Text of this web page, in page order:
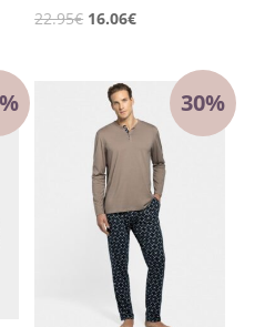
22.95€ El
era:
22.95€.
16.06€El
actual
16.06€.
30%